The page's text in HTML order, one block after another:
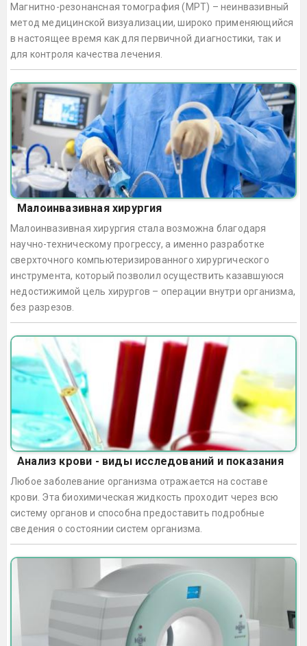
Магнитно-резонансная томография (МРТ) – неинвазивный
метод медицинской визуализации, широко применяющийся
в настоящее время как для первичной диагностики, так и
для контроля качества лечения.
Малоинвазивная хирургия
Малоинвазивная хирургия стала возможна благодаря
научно-техническому прогрессу, а именно разработке
сверхточного компьютеризированного хирургического
инструмента, который позволил осуществить казавшуюся
недостижимой цель хирургов – операции внутри организма,
без разрезов.
Анализ крови - виды исследований и показания
Любое заболевание организма отражается на составе
крови. Эта биохимическая жидкость проходит через всю
систему органов и способна предоставить подробные
сведения о состоянии систем организма.